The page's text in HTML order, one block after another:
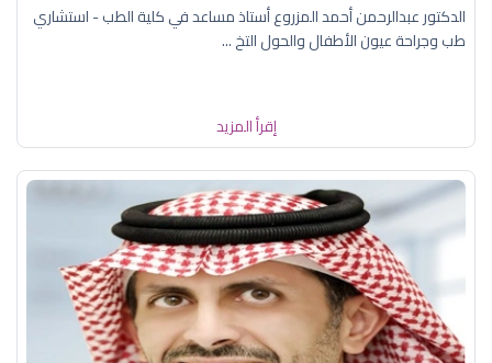
الدكتور عبدالرحمن أحمد المزروع أستاذ مساعد في كلية الطب - استشاري
طب وجراحة عيون الأطفال والحول التخ ...
إقرأ المزيد